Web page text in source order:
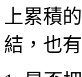
上累積
結，也